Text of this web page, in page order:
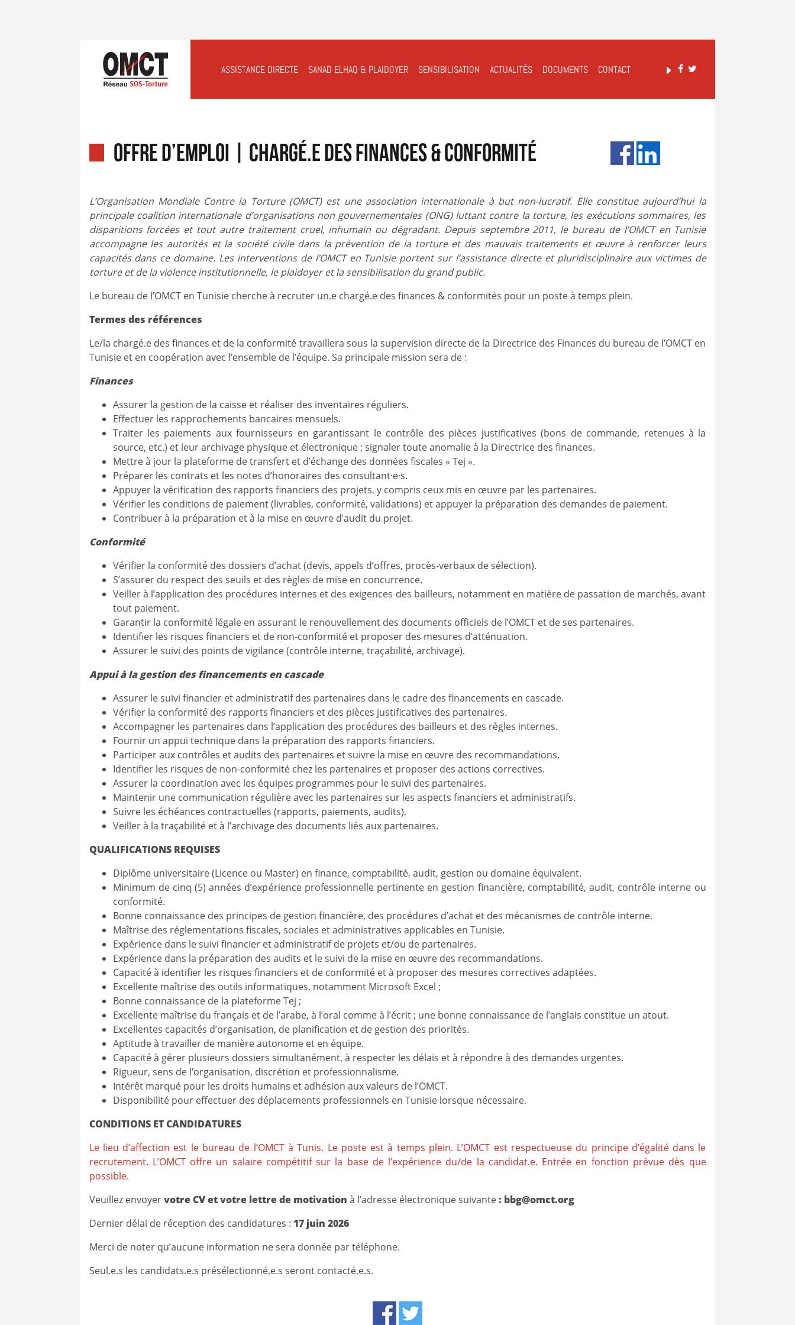
ASSISTANCE DIRECTE SANAD ELHAQ & PLAIDOYER SENSIBILISATION ACTUALITÉS DOCUMENTS CONTACT
OFFRE D’EMPLOI | Chargé.e des finances & conformité
L’Organisation Mondiale Contre la Torture (OMCT) est une association internationale à but non-lucratif. Elle constitue aujourd’hui la
principale coalition internationale d’organisations non gouvernementales (ONG) luttant contre la torture, les exécutions sommaires, les
disparitions forcées et tout autre traitement cruel, inhumain ou dégradant. Depuis septembre 2011, le bureau de l’OMCT en Tunisie
accompagne les autorités et la société civile dans la prévention de la torture et des mauvais traitements et œuvre à renforcer leurs
capacités dans ce domaine. Les interventions de l’OMCT en Tunisie portent sur l’assistance directe et pluridisciplinaire aux victimes de
torture et de la violence institutionnelle, le plaidoyer et la sensibilisation du grand public.
Le bureau de l’OMCT en Tunisie cherche à recruter un.e chargé.e des finances & conformités pour un poste à temps plein.
Termes des références
Le/la chargé.e des finances et de la conformité travaillera sous la supervision directe de la Directrice des Finances du bureau de l’OMCT en
Tunisie et en coopération avec l’ensemble de l’équipe. Sa principale mission sera de :
Finances
Assurer la gestion de la caisse et réaliser des inventaires réguliers.
Effectuer les rapprochements bancaires mensuels.
Traiter les paiements aux fournisseurs en garantissant le contrôle des pièces justificatives (bons de commande, retenues à la
source, etc.) et leur archivage physique et électronique ; signaler toute anomalie à la Directrice des finances.
Mettre à jour la plateforme de transfert et d’échange des données fiscales « Tej ».
Préparer les contrats et les notes d’honoraires des consultant·e·s.
Appuyer la vérification des rapports financiers des projets, y compris ceux mis en œuvre par les partenaires.
Vérifier les conditions de paiement (livrables, conformité, validations) et appuyer la préparation des demandes de paiement.
Contribuer à la préparation et à la mise en œuvre d’audit du projet.
Conformité
Vérifier la conformité des dossiers d’achat (devis, appels d’offres, procès-verbaux de sélection).
S’assurer du respect des seuils et des règles de mise en concurrence.
Veiller à l’application des procédures internes et des exigences des bailleurs, notamment en matière de passation de marchés, avant
tout paiement.
Garantir la conformité légale en assurant le renouvellement des documents officiels de l’OMCT et de ses partenaires.
Identifier les risques financiers et de non-conformité et proposer des mesures d’atténuation.
Assurer le suivi des points de vigilance (contrôle interne, traçabilité, archivage).
Appui à la gestion des financements en cascade
Assurer le suivi financier et administratif des partenaires dans le cadre des financements en cascade.
Vérifier la conformité des rapports financiers et des pièces justificatives des partenaires.
Accompagner les partenaires dans l’application des procédures des bailleurs et des règles internes.
Fournir un appui technique dans la préparation des rapports financiers.
Participer aux contrôles et audits des partenaires et suivre la mise en œuvre des recommandations.
Identifier les risques de non-conformité chez les partenaires et proposer des actions correctives.
Assurer la coordination avec les équipes programmes pour le suivi des partenaires.
Maintenir une communication régulière avec les partenaires sur les aspects financiers et administratifs.
Suivre les échéances contractuelles (rapports, paiements, audits).
Veiller à la traçabilité et à l’archivage des documents liés aux partenaires.
QUALIFICATIONS REQUISES
Diplôme universitaire (Licence ou Master) en finance, comptabilité, audit, gestion ou domaine équivalent.
Minimum de cinq (5) années d’expérience professionnelle pertinente en gestion financière, comptabilité, audit, contrôle interne ou
conformité.
Bonne connaissance des principes de gestion financière, des procédures d’achat et des mécanismes de contrôle interne.
Maîtrise des réglementations fiscales, sociales et administratives applicables en Tunisie.
Expérience dans le suivi financier et administratif de projets et/ou de partenaires.
Expérience dans la préparation des audits et le suivi de la mise en œuvre des recommandations.
Capacité à identifier les risques financiers et de conformité et à proposer des mesures correctives adaptées.
Excellente maîtrise des outils informatiques, notamment Microsoft Excel ;
Bonne connaissance de la plateforme Tej ;
Excellente maîtrise du français et de l’arabe, à l’oral comme à l’écrit ; une bonne connaissance de l’anglais constitue un atout.
Excellentes capacités d’organisation, de planification et de gestion des priorités.
Aptitude à travailler de manière autonome et en équipe.
Capacité à gérer plusieurs dossiers simultanément, à respecter les délais et à répondre à des demandes urgentes.
Rigueur, sens de l’organisation, discrétion et professionnalisme.
Intérêt marqué pour les droits humains et adhésion aux valeurs de l’OMCT.
Disponibilité pour effectuer des déplacements professionnels en Tunisie lorsque nécessaire.
CONDITIONS ET CANDIDATURES
Le lieu d’affection est le bureau de l’OMCT à Tunis. Le poste est à temps plein. L’OMCT est respectueuse du principe d’égalité dans le
recrutement. L’OMCT offre un salaire compétitif sur la base de l’expérience du/de la candidat.e. Entrée en fonction prévue dès que
possible.
Veuillez envoyervotre CV et votre lettre de motivation à l’adresse électronique suivante: bbg@omct.org
Dernier délai de réception des candidatures : 17 juin 2026
Merci de noter qu’aucune information ne sera donnée par téléphone.
Seul.e.s les candidats.e.s présélectionné.e.s seront contacté.e.s.